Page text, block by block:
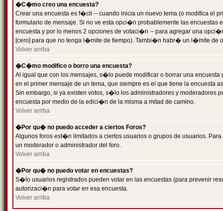
�C�mo creo una encuesta?
Crear una encuesta es f�cil -- cuando inicia un nuevo tema (o modifica el
formulario de mensaje. Si no ve esta opci�n probablemente las
encuesta y por lo menos 2 opciones de votaci�n -- para agregar una
[cero] para que no tenga l�mite de tiempo). Tambi�n habr� un l�mite de
Volver arriba
�C�mo modifico o borro una encuesta?
Al igual que con los mensajes, s�lo puede modificar o borrar una
en el primer mensaje de un tema, que siempre es el que tiene la encuesta
Sin embargo, si ya existen votos, s�lo los administradores y moderadores
encuesta por medio de la edici�n de la misma a mitad de camino.
Volver arriba
�Por qu� no puedo acceder a ciertos Foros?
Algunos foros est�n limitados a ciertos usuarios o grupos de usuarios.
un moderador o administrador del foro.
Volver arriba
�Por qu� no puedo votar en encuestas?
S�lo usuarios registrados pueden votar en las encuestas (para prevenir
autorizaci�n para votar en esa encuesta.
Volver arriba